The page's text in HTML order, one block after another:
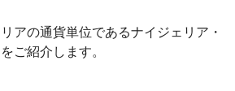
アの通貨単位であるナイジェリア・
ご紹介します。